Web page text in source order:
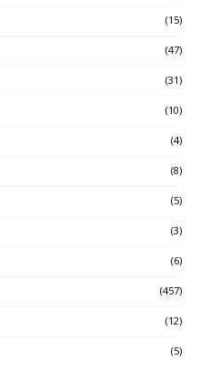
(15)
(47)
(31)
(10)
(4)
(8)
(5)
(3)
(6)
(457)
(12)
(5)